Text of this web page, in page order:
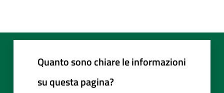
Quanto sono chiare le informazioni
su questa pagina?